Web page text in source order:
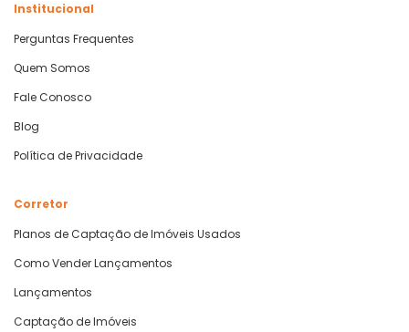
Institucional
Perguntas Frequentes
Quem Somos
Fale Conosco
Blog
Política de Privacidade
Corretor
Planos de Captação de Imóveis Usados
Como Vender Lançamentos
Lançamentos
Captação de Imóveis